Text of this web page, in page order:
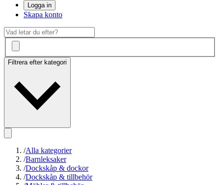
Logga in
Skapa konto
Filtrera efter kategori
/Alla kategorier
/Barnleksaker
/Dockskåp & dockor
/Dockskåp & tillbehör